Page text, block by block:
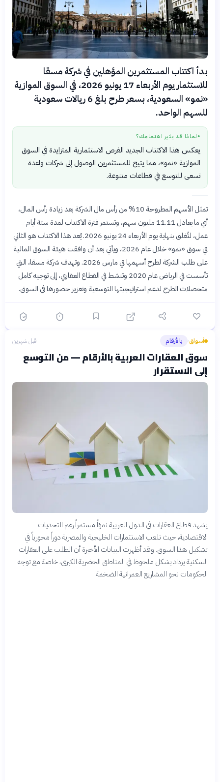
بدأ اكتتاب المستثمرين المؤهلين في شركة مسقا
للاستثمار يوم الأربعاء 17 يونيو 2026، في السوق الموازية
«نمو» السعودية، بسعر طرح بلغ 6 ريالات سعودية
للسهم الواحد.
● لماذا قد يثير اهتمامك؟
يعكس هذا الاكتتاب الجديد الفرص الاستثمارية المتزايدة في السوق
الموازية «نمو»، مما يتيح للمستثمرين الوصول إلى شركات واعدة
تسعى للتوسع في قطاعات متنوعة.
تمثل الأسهم المطروحة 10% من رأس مال الشركة بعد زيادة رأس المال،
أي ما يعادل 11.11 مليون سهم، وتستمر فترة الاكتتاب لمدة ستة أيام
عمل، لتُغلق بنهاية يوم الأربعاء 24 يونيو 2026. يُعد هذا الاكتتاب هو الثاني
في سوق «نمو» خلال عام 2026، ويأتي بعد أن وافقت هيئة السوق المالية
على طلب الشركة لطرح أسهمها في مارس 2026. وتهدف شركة مسقا، التي
تأسست في الرياض عام 2020 وتنشط في القطاع العقاري، إلى توجيه كامل
متحصلات الطرح لدعم استراتيجيتها التوسعية وتعزيز حضورها في السوق.
أسواق› بالأرقام قبل شهرين
سوق العقارات العربية بالأرقام — من التوسع
إلى الاستقرار
يشهد قطاع العقارات في الدول العربية نموّاً مستمراً رغم التحديات
الاقتصادية، حيث تلعب الاستثمارات الخليجية والمصرية دوراً محورياً في
تشكيل هذا السوق. وقد أظهرت البيانات الأخيرة أن الطلب على العقارات
السكنية يزداد بشكل ملحوظ في المناطق الحضرية الكبرى، خاصة مع توجه
الحكومات نحو المشاريع العمرانية الضخمة.